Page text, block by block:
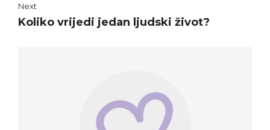
Next
Koliko vrijedi jedan ljudski život?